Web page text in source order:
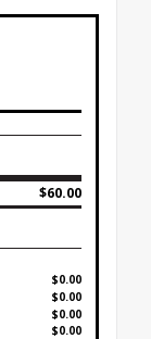
$60.00
$0.00
$0.00
$0.00
$0.00